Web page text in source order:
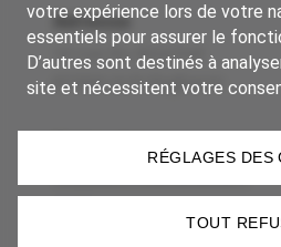
Adresse
14 rue du Brochet
67300 Schiltigheim
Notre groupe
votre expérience lors de votre
essentiels pour assurer le
D’autres sont destinés à
site et nécessitent votre
RÉGLAGES DES
TOUT